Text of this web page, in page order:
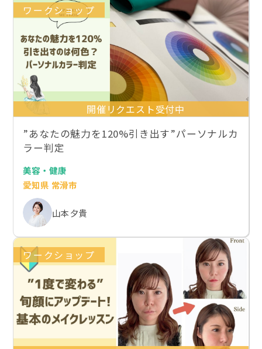
ワークショップ
開催リクエスト受付中
”あなたの魅力を120%引き出す”パーソナルカ
ラー判定
美容・健康
愛知県 常滑市
山本 夕貴
ワークショップ